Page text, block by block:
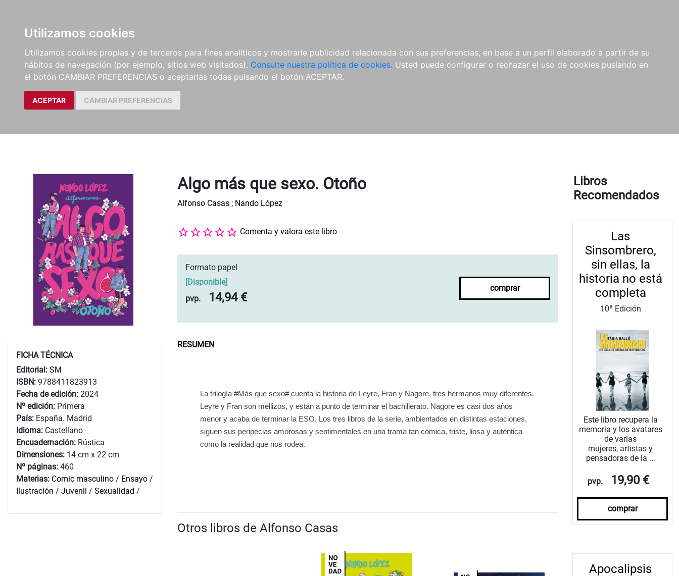
Utilizamos cookies
Utilizamos cookies propias y de terceros para fines analíticos y mostrarle publicidad relacionada con sus preferencias, en base a un perfil elaborado a partir de su
hábitos de navegación (por ejemplo, sitios web visitados). Consulte nuestra política de cookies. Usted puede configurar o rechazar el uso de cookies puslando en
el botón CAMBIAR PREFERENCIAS o aceptarlas todas pulsando el botón ACEPTAR.
ACEPTAR CAMBIAR PREFERENCIAS
FICHA TÉCNICA
Editorial: SM
ISBN: 9788411823913
Fecha de edición: 2024
Nº edición: Primera
País: España. Madrid
Idioma: Castellano
Encuadernación: Rústica
Dimensiones: 14 cm x 22 cm
Nº páginas: 460
Materias: Comic masculino / Ensayo /
Ilustración / Juvenil / Sexualidad /
Algo más que sexo. Otoño
Alfonso Casas ; Nando López
Comenta y valora este libro
Formato papel
[Disponible]
pvp.
14,94 €
comprar
RESUMEN
La trilogía #Más que sexo# cuenta la historia de Leyre, Fran y Nagore, tres hermanos muy diferentes.
Leyre y Fran son mellizos, y están a punto de terminar el bachillerato. Nagore es casi dos años
menor y acaba de terminar la ESO. Los tres libros de la serie, ambientados en distintas estaciones,
siguen sus peripecias amorosas y sentimentales en una trama tan cómica, triste, liosa y auténtica
como la realidad que nos rodea.
Otros libros de Alfonso Casas
Libros
Recomendados
Las
Sinsombrero,
sin ellas, la
historia no está
completa
10ª Edición
Este libro recupera la
memoria y los avatares
de varias
mujeres, artistas y
pensadoras de la ...
pvp. 19,90 €
comprar
Apocalipsis